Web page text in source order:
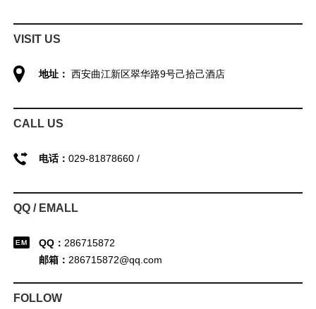
VISIT US
地址： 西安曲江新区翠华路9号己拾己酒店
CALL US
电话： 029-81878660 /
QQ / EMALL
QQ： 286715872
邮箱： 286715872@qq.com
FOLLOW